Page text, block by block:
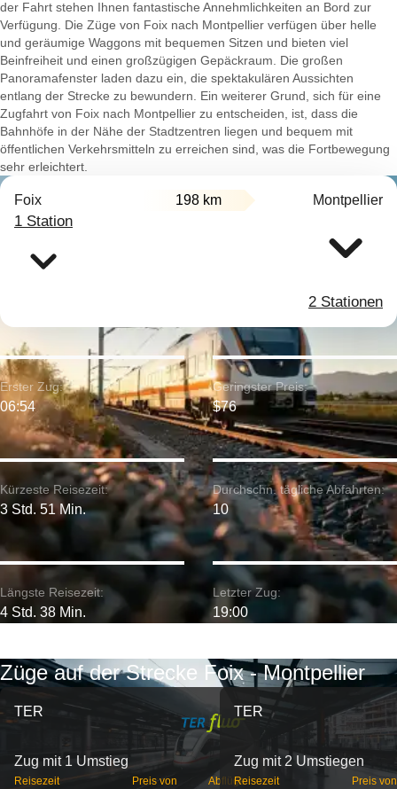
der Fahrt stehen Ihnen fantastische Annehmlichkeiten an Bord zur
Verfügung. Die Züge von Foix nach Montpellier verfügen über helle
und geräumige Waggons mit bequemen Sitzen und bieten viel
Beinfreiheit und einen großzügigen Gepäckraum. Die großen
Panoramafenster laden dazu ein, die spektakulären Aussichten
entlang der Strecke zu bewundern. Ein weiterer Grund, sich für eine
Zugfahrt von Foix nach Montpellier zu entscheiden, ist, dass die
Bahnhöfe in der Nähe der Stadtzentren liegen und bequem mit
öffentlichen Verkehrsmitteln zu erreichen sind, was die Fortbewegung
sehr erleichtert.
Foix 198 km Montpellier
1 Station
2 Stationen
Kürzeste Reisezeit:
3 Std. 51 Min.
Erster Zug:
06:54
Längste Reisezeit:
4 Std. 38 Min.
Geringster Preis:
$76
Durchschn. tägliche Abfahrten:
10
Letzter Zug:
19:00
Züge auf der Strecke Foix - Montpellier
TER
Zug mit 1 Umstieg
Reisezeit Preis von Abflüge
TER
Zug mit 2 Umstiegen
Reisezeit Preis von